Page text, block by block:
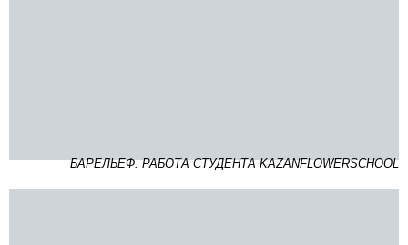
БАРЕЛЬЕФ. РАБОТА СТУДЕНТА KAZANFLOWERSCHOOL